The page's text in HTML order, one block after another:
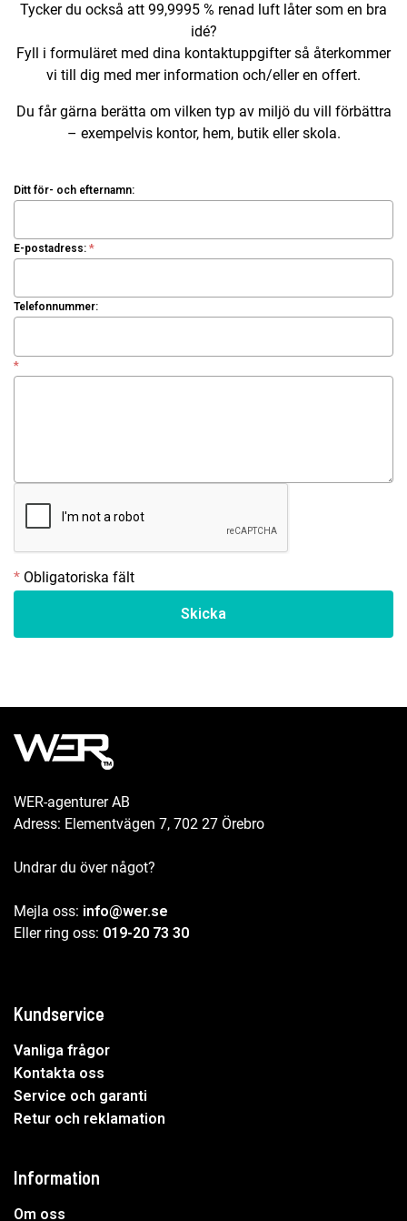
Tycker du också att 99,9995 % renad luft låter som en bra
idé?
Fyll i formuläret med dina kontaktuppgifter så återkommer
vi till dig med mer information och/eller en offert.
Du får gärna berätta om vilken typ av miljö du vill förbättra
– exempelvis kontor, hem, butik eller skola.
Ditt för- och efternamn:
E-postadress: *
Telefonnummer:
*
* Obligatoriska fält
WER-agenturer AB
Adress: Elementvägen 7, 702 27 Örebro
Undrar du över något?
Mejla oss: info@wer.se
Eller ring oss: 019-20 73 30
Kundservice
Vanliga frågor
Kontakta oss
Service och garanti
Retur och reklamation
Information
Om oss